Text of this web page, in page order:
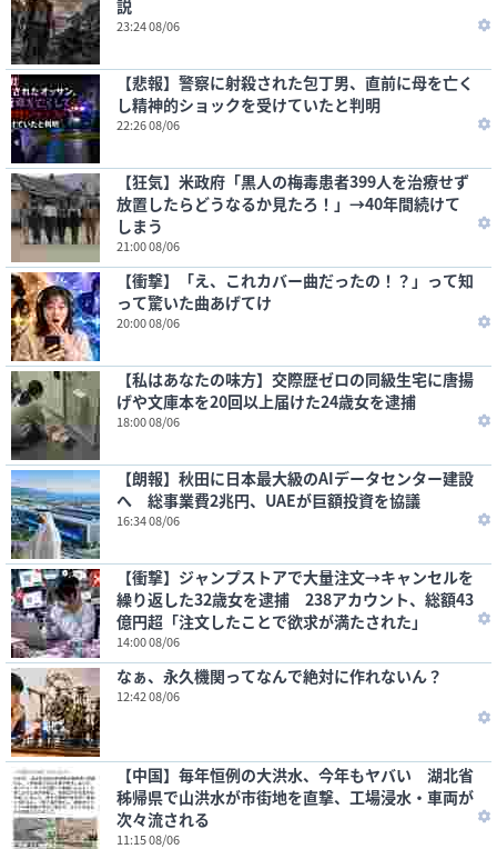
説
23:24 08/06
【悲報】警察に射殺された包丁男、直前に母を亡く
し精神的ショックを受けていたと判明
22:26 08/06
【狂気】米政府「黒人の梅毒患者399人を治療せず
放置したらどうなるか見たろ！」→40年間続けて
しまう
21:00 08/06
【衝撃】「え、これカバー曲だったの！？」って知
って驚いた曲あげてけ
20:00 08/06
【私はあなたの味方】交際歴ゼロの同級生宅に唐揚
げや文庫本を20回以上届けた24歳女を逮捕
18:00 08/06
【朗報】秋田に日本最大級のAIデータセンター建設
へ 総事業費2兆円、UAEが巨額投資を協議
16:34 08/06
【衝撃】ジャンプストアで大量注文→キャンセルを
繰り返した32歳女を逮捕 238アカウント、総額43
億円超「注文したことで欲求が満たされた」
14:00 08/06
なぁ、永久機関ってなんで絶対に作れないん？
12:42 08/06
【中国】毎年恒例の大洪水、今年もヤバい 湖北省
秭帰県で山洪水が市街地を直撃、工場浸水・車両が
次々流される
11:15 08/06